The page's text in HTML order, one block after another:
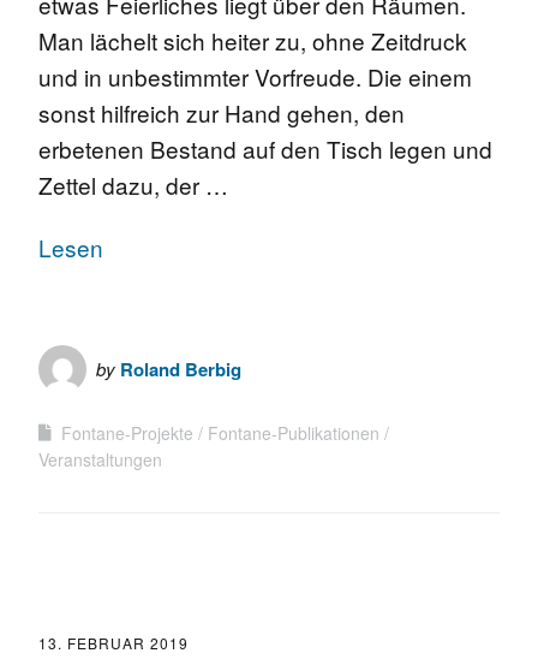
Man lächelt sich heiter zu, ohne Zeitdruck
und in unbestimmter Vorfreude. Die einem
sonst hilfreich zur Hand gehen, den
erbetenen Bestand auf den Tisch legen und
Zettel dazu, der …
Lesen
by Roland Berbig
Fontane-Projekte
Fontane-Publikationen
Veranstaltungen
13. FEBRUAR 2019